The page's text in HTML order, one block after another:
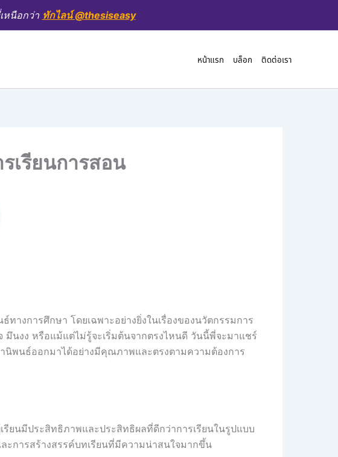
หนือกว่า ทักไลน์ @thesiseasy
หน้าแรก บล็อก ติดต่อเรา
เรียนการสอน
งการศึกษา โดยเฉพาะอย่างยิ่งในเรื่องของนวัตกรรมการ
นงง หรือแม้แต่ไม่รู้จะเริ่มต้นจากตรงไหนดี วันนี้พี่จะมาแชร์
นิพนธ์ออกมาได้อย่างมีคุณภาพและตรงตามความต้องการ
ยนมีประสิทธิภาพและประสิทธิผลที่ดีกว่าการเรียนในรูปแบบ
ะการสร้างสรรค์บทเรียนที่มีความน่าสนใจมากขึ้น